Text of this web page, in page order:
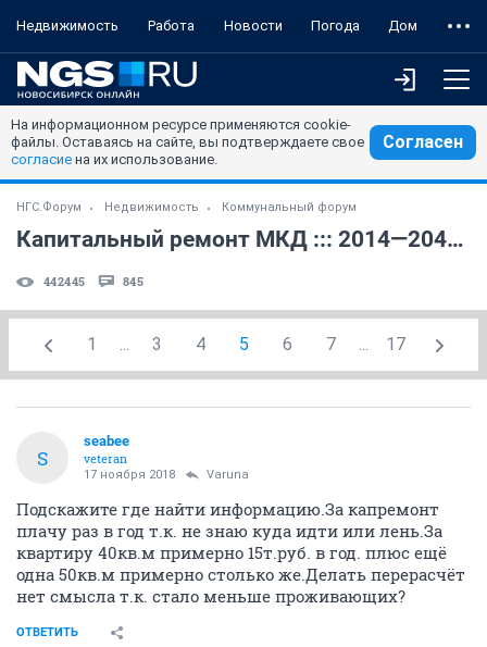
Недвижимость Работа Новости Погода Дом
На информационном ресурсе применяются cookie-
файлы. Оставаясь на сайте, вы подтверждаете свое
согласие на их использование.
Согласен
НГС.Форум Недвижимость Коммунальный форум
Капитальный ремонт МКД ::: 2014—2043 годы (5)
442445 845
1 ... 3 4 5 6 7 ... 17
S
seabee
veteran
17 ноября 2018 Varuna
Подскажите где найти информацию.За капремонт
плачу раз в год т.к. не знаю куда идти или лень.За
квартиру 40кв.м примерно 15т.руб. в год. плюс ещё
одна 50кв.м примерно столько же.Делать перерасчёт
нет смысла т.к. стало меньше проживающих?
ОТВЕТИТЬ